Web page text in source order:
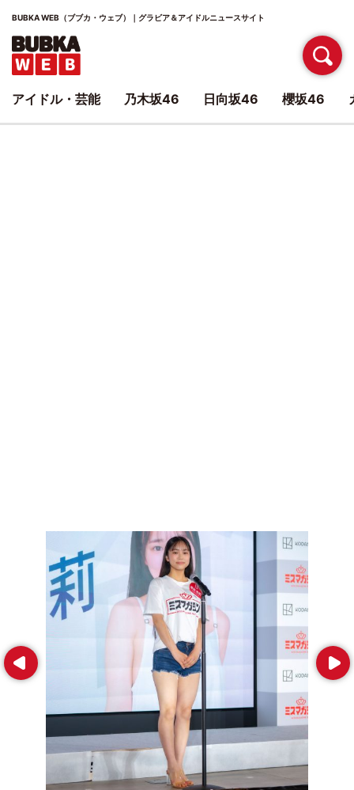
BUBKA WEB（ブブカ・ウェブ）｜グラビア＆アイドルニュースサイト
Prev Next
アイドル・芸能 乃木坂46 日向坂46 櫻坂46